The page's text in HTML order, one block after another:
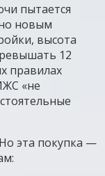
пытается
новым
высота
12
правилах
«не
эта покупка —